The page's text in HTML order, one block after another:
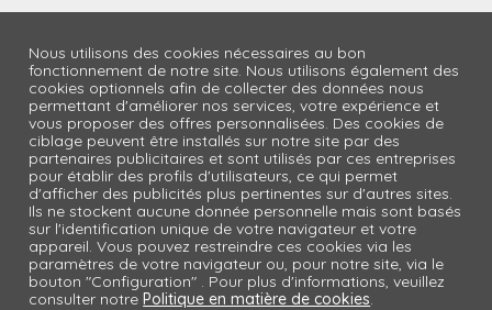
Nous utilisons des cookies nécessaires au bon
fonctionnement de notre site. Nous utilisons également des
cookies optionnels afin de collecter des données nous
permettant d'améliorer nos services, votre expérience et
vous proposer des offres personnalisées. Des cookies de
ciblage peuvent être installés sur notre site par des
partenaires publicitaires et sont utilisés par ces entreprises
pour établir des profils d'utilisateurs, ce qui permet
d'afficher des publicités plus pertinentes sur d'autres sites.
Ils ne stockent aucune donnée personnelle mais sont basés
sur l'identification unique de votre navigateur et votre
appareil. Vous pouvez restreindre ces cookies via les
paramètres de votre navigateur ou, pour notre site, via le
bouton "Configuration" . Pour plus d'informations, veuillez
consulter notrePolitique en matière de cookies.